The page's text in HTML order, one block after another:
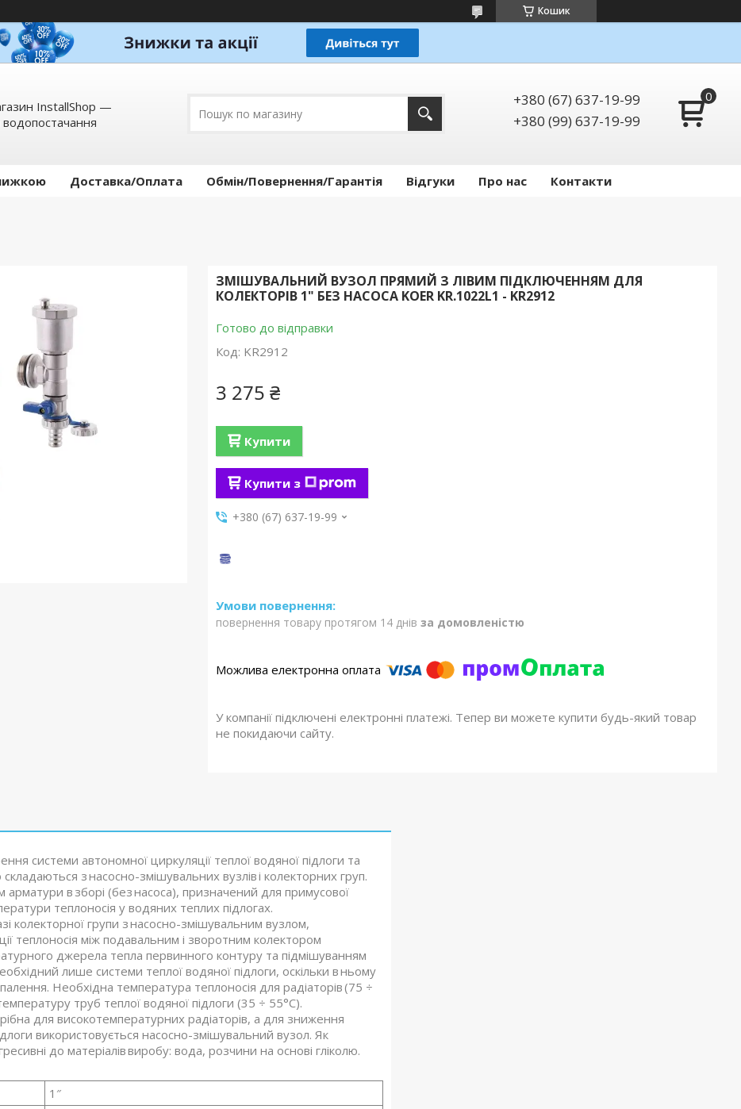
Кошик
InstallShop —
+380 (67) 637-19-99
+380 (99) 637-19-99
Доставка/Оплата Обмін/Повернення/Гарантія Відгуки Про нас Контакти
ЗМІШУВАЛЬНИЙ ВУЗОЛ ПРЯМИЙ З ЛІВИМ ПІДКЛЮЧЕННЯМ ДЛЯ
КОЛЕКТОРІВ 1" БЕЗ НАСОСА KOER KR.1022L1 - KR2912
Готово до відправки
Код: KR2912
3 275 ₴
Купити
Купити з
+380 (67) 637-19-99
повернення товару протягом 14 днів за домовленістю
У компанії підключені електронні платежі. Тепер ви можете купити будь-який товар
не покидаючи сайту.
системи автономної циркуляції теплої водяної підлоги та
з насосно-змішувальних вузлів і колекторних груп.
в зборі (без насоса), призначений для примусової
теплоносія у водяних теплих підлогах.
колекторної групи з насосно-змішувальним вузлом,
теплоносія між подавальним і зворотним колектором
джерела тепла первинного контуру та підмішуванням
лише системи теплої водяної підлоги, оскільки в ньому
Необхідна температура теплоносія для радіаторів (75 ÷
труб теплої водяної підлоги (35 ÷ 55°С).
для високотемпературних радіаторів, а для зниження
використовується насосно-змішувальний вузол. Як
до матеріалів виробу: вода, розчини на основі гліколю.
1″